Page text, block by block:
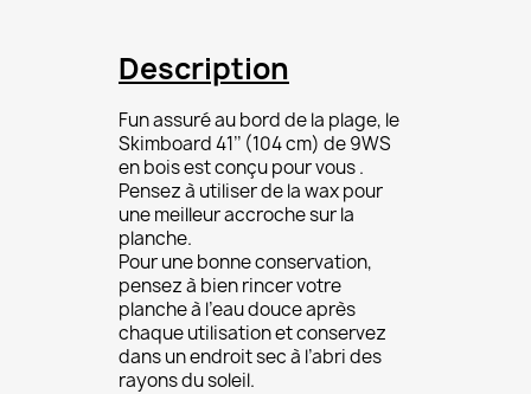
Description
Fun assuré au bord de la plage, le
Skimboard 41’’ (104 cm) de 9WS
en bois est conçu pour vous .
Pensez à utiliser de la wax pour
une meilleur accroche sur la
planche.
Pour une bonne conservation,
pensez à bien rincer votre
planche à l’eau douce après
chaque utilisation et conservez
dans un endroit sec à l’abri des
rayons du soleil.